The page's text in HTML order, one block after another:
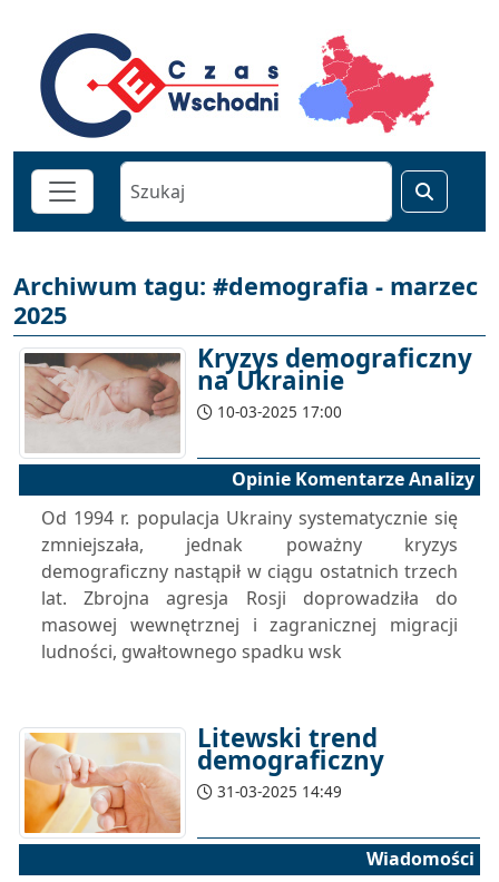
Archiwum tagu: #demografia - marzec
2025
Kryzys demograficzny
na Ukrainie
10-03-2025 17:00
Opinie Komentarze Analizy
Od 1994 r. populacja Ukrainy systematycznie się
zmniejszała, jednak poważny kryzys
demograficzny nastąpił w ciągu ostatnich trzech
lat. Zbrojna agresja Rosji doprowadziła do
masowej wewnętrznej i zagranicznej migracji
ludności, gwałtownego spadku wsk
Litewski trend
demograficzny
31-03-2025 14:49
Wiadomości